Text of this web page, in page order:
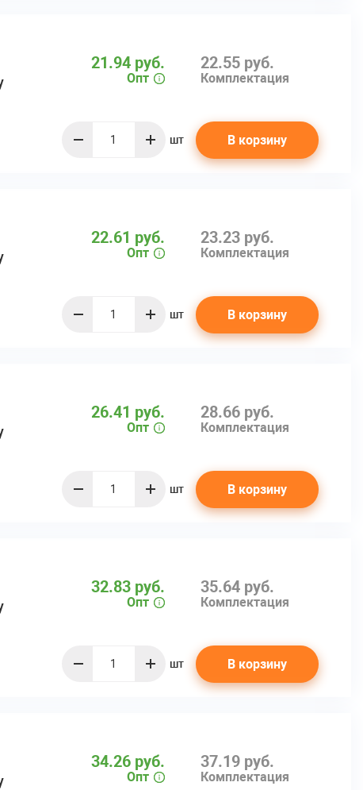
22.55 руб.
Комплектация
21.94 руб.
Опт
шт В корзину
23.23 руб.
Комплектация
22.61 руб.
Опт
шт В корзину
28.66 руб.
Комплектация
26.41 руб.
Опт
шт В корзину
35.64 руб.
Комплектация
32.83 руб.
Опт
шт В корзину
37.19 руб.
Комплектация
34.26 руб.
Опт